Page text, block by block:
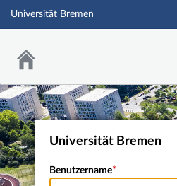
Universität Bremen
Universität Bremen
Benutzername